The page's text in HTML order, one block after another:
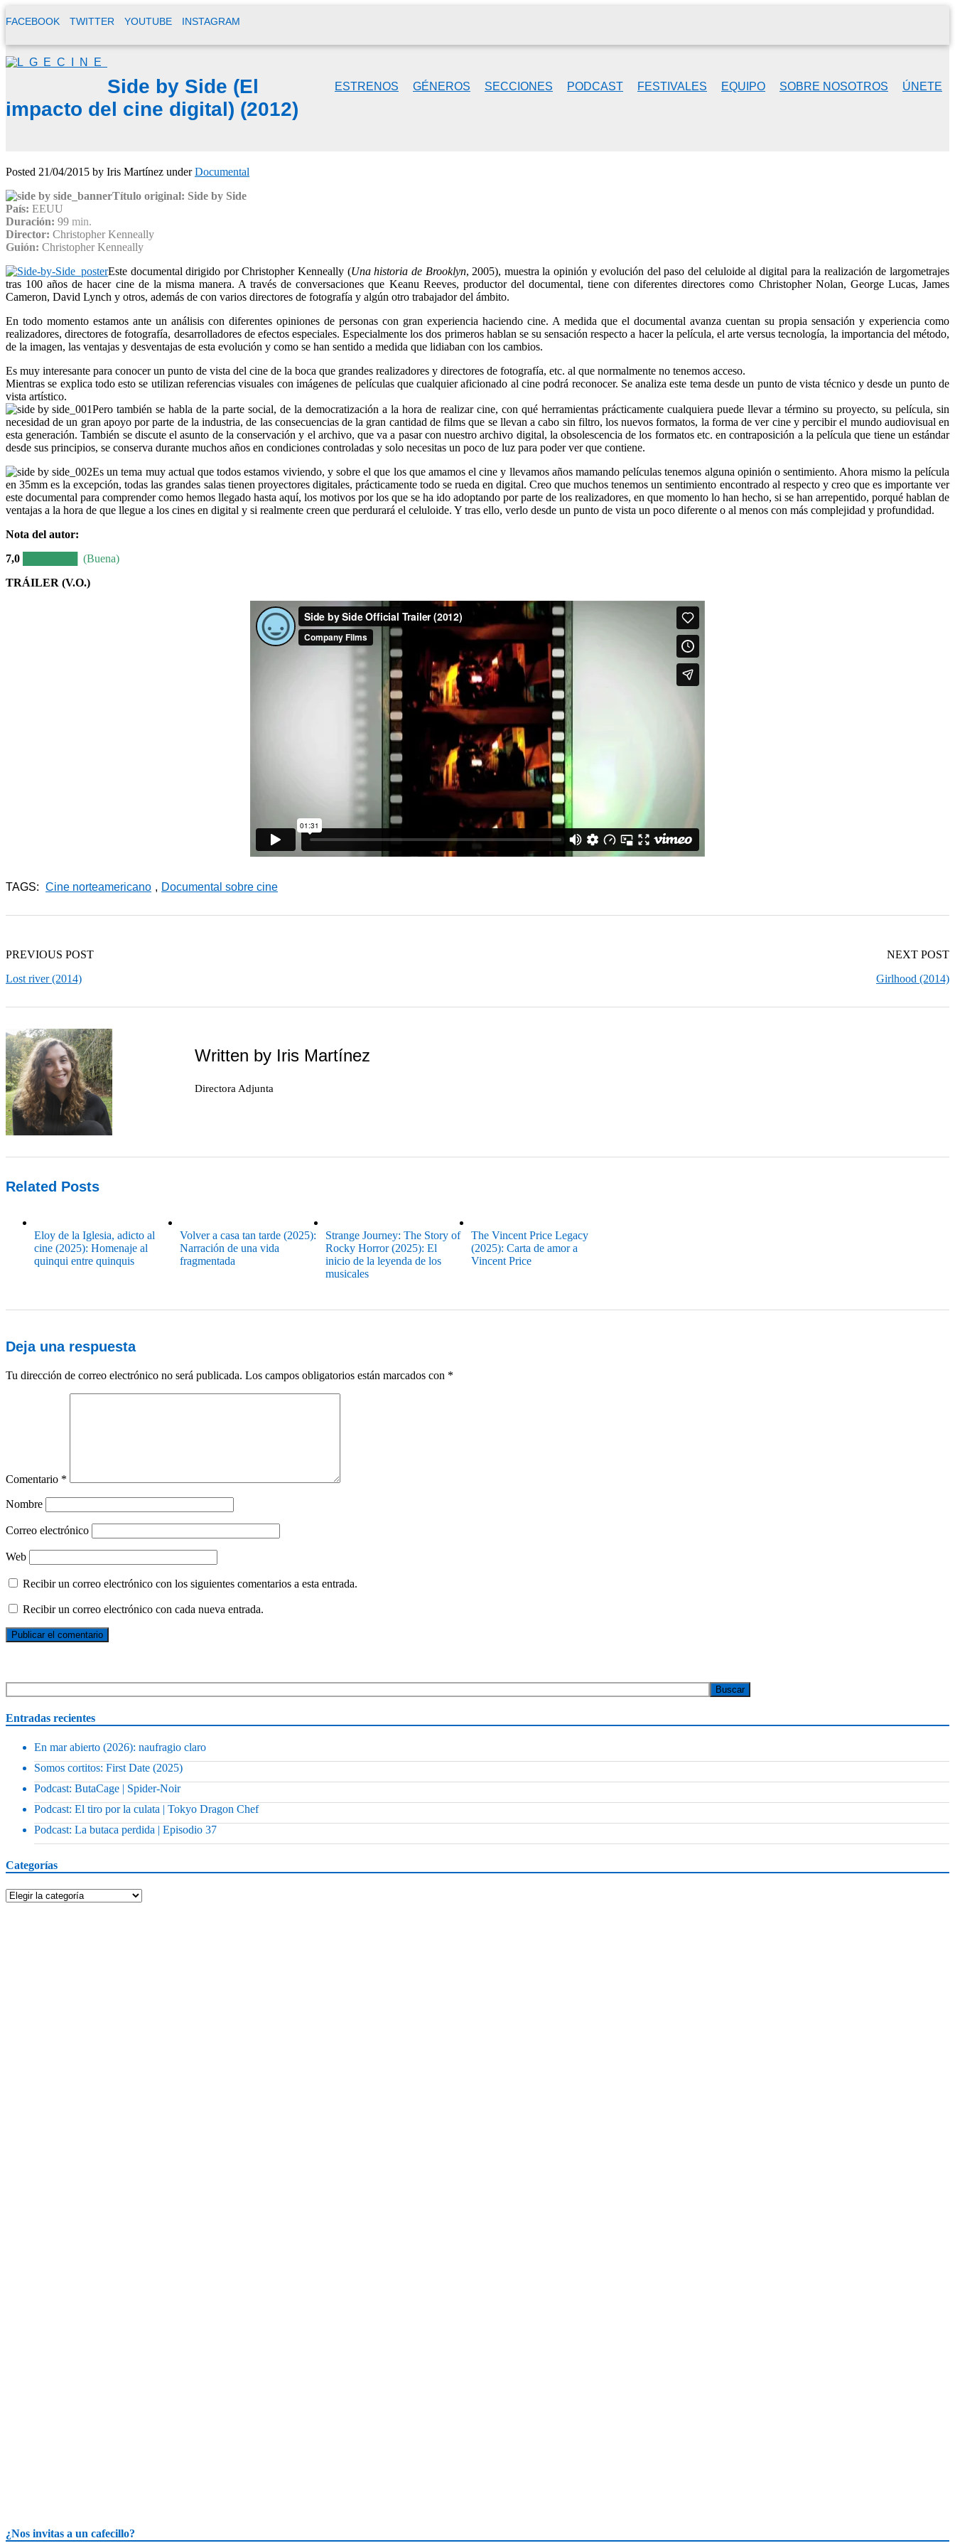
FACEBOOK TWITTER YOUTUBE INSTAGRAM
ESTRENOS GÉNEROS SECCIONES PODCAST FESTIVALES EQUIPO SOBRE NOSOTROS ÚNETE
Side by Side (El
impacto del cine digital) (2012)
Posted 21/04/2015 by Iris Martínez underDocumental
Título original: Side by Side
País: EEUU
Duración: 99 min.
Director: Christopher Kenneally
Guión: Christopher Kenneally
Este documental dirigido por Christopher Kenneally (Una historia de Brooklyn, 2005), muestra la opinión y evolución del paso del celuloide al digital para la realización de largometrajes
tras 100 años de hacer cine de la misma manera. A través de conversaciones que Keanu Reeves, productor del documental, tiene con diferentes directores como Christopher Nolan, George Lucas, James
Cameron, David Lynch y otros, además de con varios directores de fotografía y algún otro trabajador del ámbito.
En todo momento estamos ante un análisis con diferentes opiniones de personas con gran experiencia haciendo cine. A medida que el documental avanza cuentan su propia sensación y experiencia como
realizadores, directores de fotografía, desarrolladores de efectos especiales. Especialmente los dos primeros hablan se su sensación respecto a hacer la película, el arte versus tecnología, la importancia del método,
de la imagen, las ventajas y desventajas de esta evolución y como se han sentido a medida que lidiaban con los cambios.
Es muy interesante para conocer un punto de vista del cine de la boca que grandes realizadores y directores de fotografía, etc. al que normalmente no tenemos acceso.
Mientras se explica todo esto se utilizan referencias visuales con imágenes de películas que cualquier aficionado al cine podrá reconocer. Se analiza este tema desde un punto de vista técnico y desde un punto de
vista artístico.
Pero también se habla de la parte social, de la democratización a la hora de realizar cine, con qué herramientas prácticamente cualquiera puede llevar a término su proyecto, su película, sin
necesidad de un gran apoyo por parte de la industria, de las consecuencias de la gran cantidad de films que se llevan a cabo sin filtro, los nuevos formatos, la forma de ver cine y percibir el mundo audiovisual en
esta generación. También se discute el asunto de la conservación y el archivo, que va a pasar con nuestro archivo digital, la obsolescencia de los formatos etc. en contraposición a la película que tiene un estándar
desde sus principios, se conserva durante muchos años en condiciones controladas y solo necesitas un poco de luz para poder ver que contiene.
Es un tema muy actual que todos estamos viviendo, y sobre el que los que amamos el cine y llevamos años mamando películas tenemos alguna opinión o sentimiento. Ahora mismo la película
en 35mm es la excepción, todas las grandes salas tienen proyectores digitales, prácticamente todo se rueda en digital. Creo que muchos tenemos un sentimiento encontrado al respecto y creo que es importante ver
este documental para comprender como hemos llegado hasta aquí, los motivos por los que se ha ido adoptando por parte de los realizadores, en que momento lo han hecho, si se han arrepentido, porqué hablan de
ventajas a la hora de que llegue a los cines en digital y si realmente creen que perdurará el celuloide. Y tras ello, verlo desde un punto de vista un poco diferente o al menos con más complejidad y profundidad.
Nota del autor:
7,0
███████ (Buena)
TRÁILER (V.O.)
TAGS: Cine norteamericano , Documental sobre cine
PREVIOUS POST
Lost river (2014)
NEXT POST
Girlhood (2014)
Written byIris Martínez
Directora Adjunta
Related Posts
Eloy de la Iglesia, adicto al
cine (2025): Homenaje al
quinqui entre quinquis
Volver a casa tan tarde (2025):
Narración de una vida
fragmentada
Strange Journey: The Story of
Rocky Horror (2025): El
inicio de la leyenda de los
musicales
The Vincent Price Legacy
(2025): Carta de amor a
Vincent Price
Deja una respuesta
Tu dirección de correo electrónico no será publicada. Los campos obligatorios están marcados con *
Comentario *
Nombre
Correo electrónico
Web
Recibir un correo electrónico con los siguientes comentarios a esta entrada.
Recibir un correo electrónico con cada nueva entrada.
Entradas recientes
En mar abierto (2026): naufragio claro
Somos cortitos: First Date (2025)
Podcast: ButaCage | Spider-Noir
Podcast: El tiro por la culata | Tokyo Dragon Chef
Podcast: La butaca perdida | Episodio 37
Categorías
Categorías
¿Nos invitas a un cafecillo?